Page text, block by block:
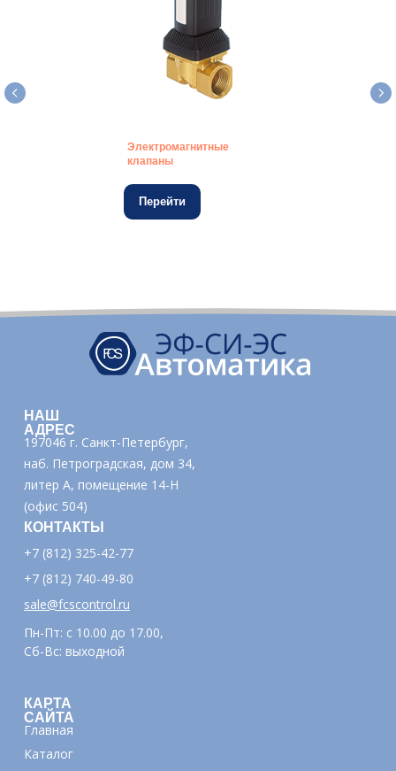
Электромагнитные
клапаны
Перейти
НАШ
АДРЕС
КОНТАКТЫ
КАРТА
САЙТА
197046 г. Санкт-Петербург,
наб. Петроградская, дом 34,
литер А, помещение 14-Н
(офис 504)
+7 (812) 325-42-77
+7 (812) 740-49-80
sale@fcscontrol.ru
Пн-Пт: с 10.00 до 17.00,
Сб-Вс: выходной
Главная
Каталог